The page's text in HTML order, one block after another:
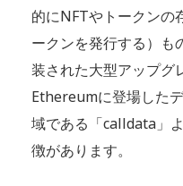
的にNFTやトークンの
ークンを発行する）
装された大型アップグ
Ethereumに登場した
域である「calldata」
徴があります。